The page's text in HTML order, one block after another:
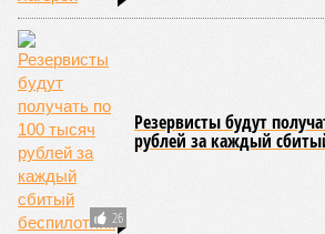
Роспотребнадзор после проверки отстранил от
детских лагерей (фото: